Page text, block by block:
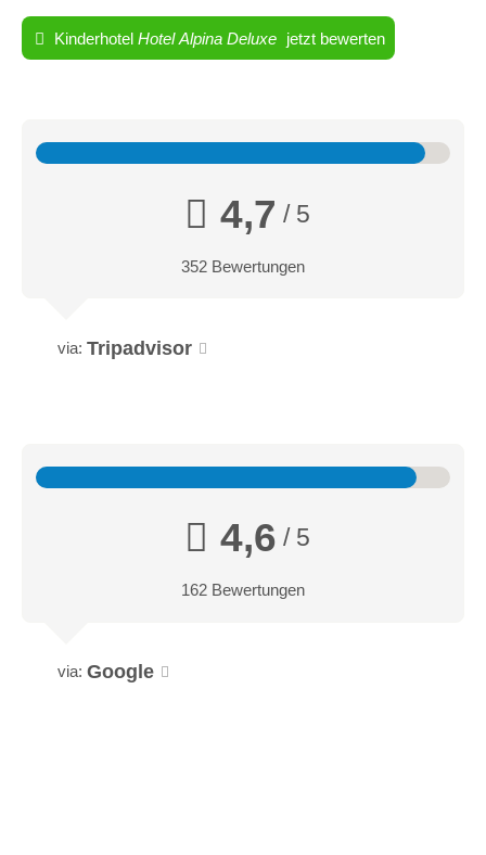
Kinderhotel Hotel Alpina Deluxe jetzt bewerten
4,7 / 5
352 Bewertungen
via: Tripadvisor
4,6 / 5
162 Bewertungen
via: Google